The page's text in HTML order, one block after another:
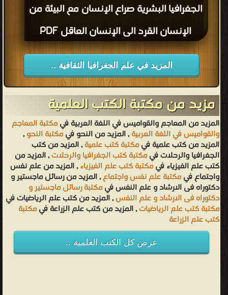
الجغرافيا البشرية صراع الإنسان مع البيئة من
الإنسان القرد الى الإنسان العاقل PDF
المزيد في علم الجغرافيا الثقافية ..
مزيد من مكتبة الكتب العلمية
المزيد من المعاجم والقواميس في اللغة العربية فيمكتبة المعاجم
والقواميس في اللغة العربية, المزيد من النحو فيمكتبة النحو,
المزيد من كتب علمية فيمكتبة كتب علمية, المزيد من كتب
الجغرافيا والرحلات فيمكتبة كتب الجغرافيا والرحلات, المزيد من
كتب علم الفيزياء فيمكتبة كتب علم الفيزياء, المزيد من علم نفس
واجتماع فيمكتبة علم نفس واجتماع, المزيد من رسائل ماجستير و
دكتوراه فى الارشاد و علم النفس فيمكتبة رسائل ماجستير و
دكتوراه فى الارشاد و علم النفس, المزيد من كتب علم الرياضيات في
مكتبة كتب علم الرياضيات, المزيد من كتب علم الزراعة فيمكتبة
كتب علم الزراعة
عرض كل الكتب العلمية ..